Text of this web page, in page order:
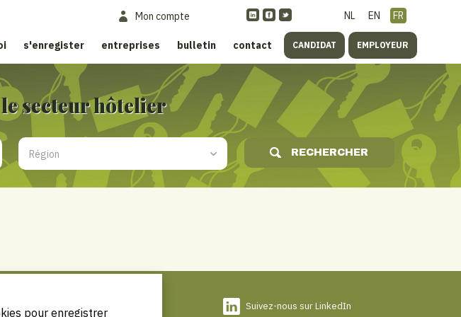
NL EN FR
Mon compte
s'enregister entreprises bulletin contact CANDIDAT EMPLOYEUR
secteur hôtelier
RECHERCHER
Bosmanslei 31
Suivez-nous sur LinkedIn
pour enregistrer